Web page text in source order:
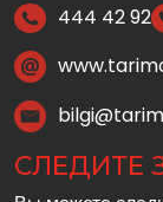
444 42 92
СЛЕДИТЕ